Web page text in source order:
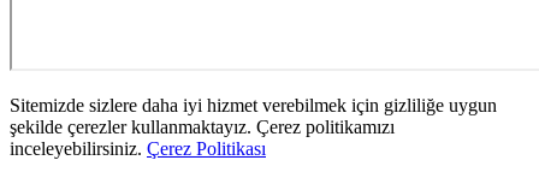
Sitemizde sizlere daha iyi hizmet verebilmek için gizliliğe uygun
şekilde çerezler kullanmaktayız. Çerez politikamızı
inceleyebilirsiniz. Çerez Politikası